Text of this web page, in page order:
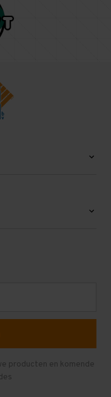
producten en komende